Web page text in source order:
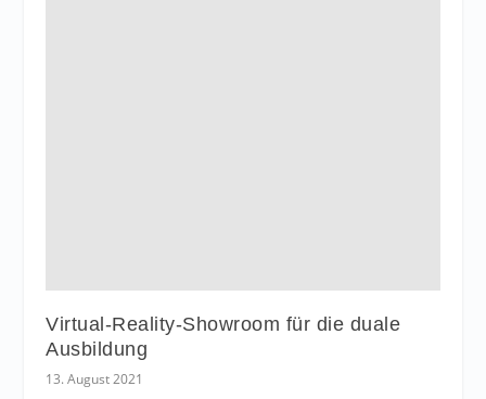
Virtual-Reality-Showroom für die duale
Ausbildung
13. August 2021